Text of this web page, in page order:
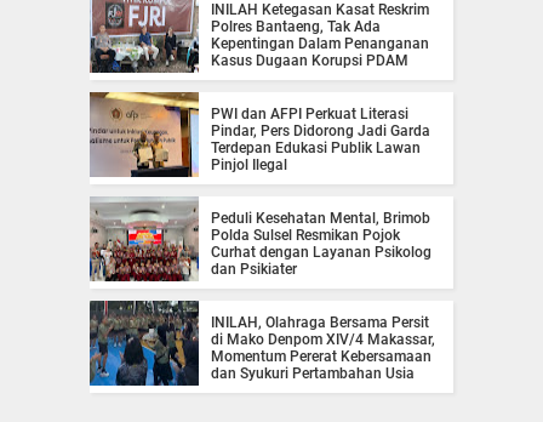
INILAH Ketegasan Kasat Reskrim
Polres Bantaeng, Tak Ada
Kepentingan Dalam Penanganan
Kasus Dugaan Korupsi PDAM
PWI dan AFPI Perkuat Literasi
Pindar, Pers Didorong Jadi Garda
Terdepan Edukasi Publik Lawan
Pinjol Ilegal
Peduli Kesehatan Mental, Brimob
Polda Sulsel Resmikan Pojok
Curhat dengan Layanan Psikolog
dan Psikiater
INILAH, Olahraga Bersama Persit
di Mako Denpom XIV/4 Makassar,
Momentum Pererat Kebersamaan
dan Syukuri Pertambahan Usia